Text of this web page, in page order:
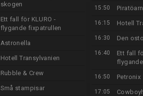
skogen
Ett fall för KLURO -
flygande fixpatrullen
Astronella
Hotell Transylvanien
Rubble & Crew
Små stampisar
15:50
16:15 Hotell
16:30 Den
16:40
Ett fall
16:50 Petronix
17:05